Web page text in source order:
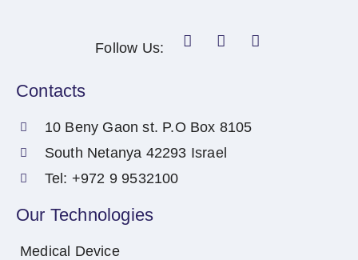
Follow Us:
Contacts
10 Beny Gaon st. P.O Box 8105
South Netanya 42293 Israel
Tel: +972 9 9532100
Our Technologies
Medical Device